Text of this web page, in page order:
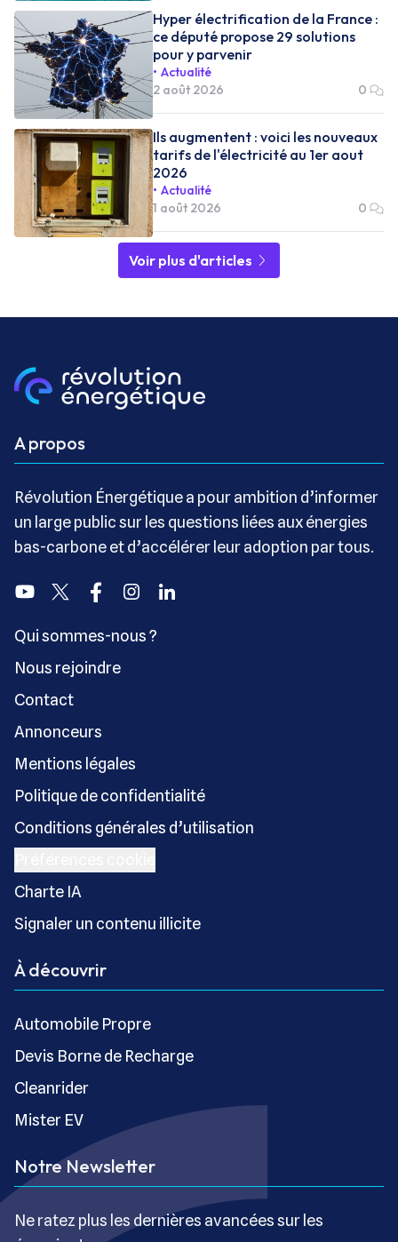
Hyper électrification de la France :
ce député propose 29 solutions
pour y parvenir
Actualité
2 août 2026
0
Ils augmentent : voici les nouveaux
tarifs de l'électricité au 1er aout
2026
Actualité
1 août 2026
0
Voir plus d'articles
A propos
Révolution Énergétique a pour ambition d’informer
un large public sur les questions liées aux énergies
bas-carbone et d’accélérer leur adoption par tous.
YoutubeTwitter FacebookInstagramLinkedin
Qui sommes-nous ?
Nous rejoindre
Contact
Annonceurs
Mentions légales
Politique de confidentialité
Conditions générales d’utilisation
Charte IA
Signaler un contenu illicite
À découvrir
Automobile Propre
Devis Borne de Recharge
Cleanrider
Mister EV
Notre Newsletter
Ne ratez plus les dernières avancées sur les